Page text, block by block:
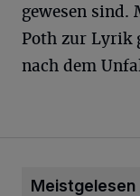
gewesen sind.
Poth zur Lyrik
nach dem
Meistgelesen